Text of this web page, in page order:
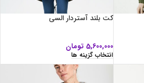
کت بلند آستردار السی
5,600,000 تومان
انتخاب گزینه ها